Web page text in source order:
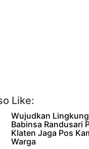
Like:
Wujudkan
Babinsa Randusari
Klaten Jaga Pos
Warga